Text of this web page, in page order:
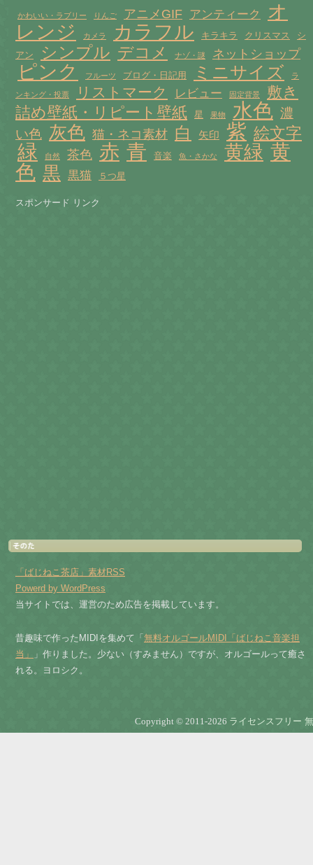
かわいい・ラブリー りんご アニメGIF アンティーク
オ
レンジ
カメラ カラフル キラキラ クリスマス
シ
アン
シンプル デコメ ナゾ・謎 ネットショップ
ピンク フルーツ ブログ・日記用 ミニサイズ ラ
ンキング・投票 リストマーク レビュー 固定背景
敷き
詰め壁紙・リピート壁紙
星 果物 水色 濃
い色 灰色 猫・ネコ素材 白 矢印 紫 絵文字
緑 自然 茶色 赤 青 音楽 魚・さかな 黄緑 黄
色 黒 黒猫 ５つ星
スポンサード リンク
「ばじねこ茶店」素材RSS
Powerd by WordPress
当サイトでは、運営のため広告を掲載しています。
昔趣味で作ったMIDIを集めて「 無料オルゴールMIDI「ばじねこ音楽担
当」
」作りました。少ない（すみません）ですが、オルゴールって癒さ
れる。ヨロシク。
Copyright © 2011-2026 ライセンスフリー